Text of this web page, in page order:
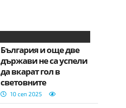
България и още две
държави не са успели
да вкарат гол в
световните
квалификации
10 сеп 2025